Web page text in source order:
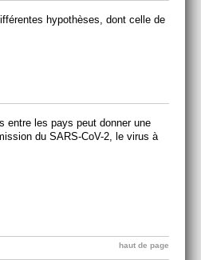
hypothèses, dont celle de
entre les pays peut donner une
du SARS-CoV-2, le virus à
haut de page